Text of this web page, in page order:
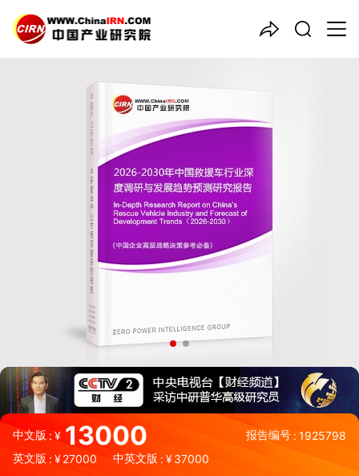
中文版:¥ 13000 报告编号 : 1925798
英文版 : ¥27000 中英文版 : ¥37000
中国产业咨询领导者
2026-2030年中国
业深度调研与发展趋势预测研
究报告
品质保障，一年免费更新维护
出版日期：2026年3月
《2026-2030年中国救援车行业深度调研与发展趋势预测研究报
告》由中研普华救援车行业分析专家领衔撰写，主要分析了救援车
行业的市场规模、发展现状与投资前景，同时对救援车行业的未来
发展做出科学的趋势预测和专业的救援车行业数据分析，帮助客户
评估救援车行业投资价值。
27年研究经验，深度洞察行业驱动力
多元化、高学历的实战型精英团队